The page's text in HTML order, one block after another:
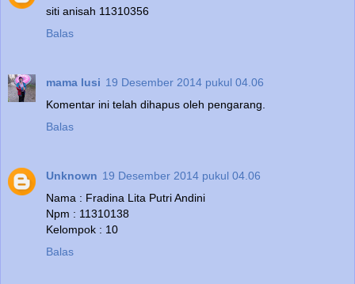
siti anisah 11310356
Balas
mama lusi 19 Desember 2014 pukul 04.06
Komentar ini telah dihapus oleh pengarang.
Balas
Unknown 19 Desember 2014 pukul 04.06
Nama : Fradina Lita Putri Andini
Npm : 11310138
Kelompok : 10
Balas